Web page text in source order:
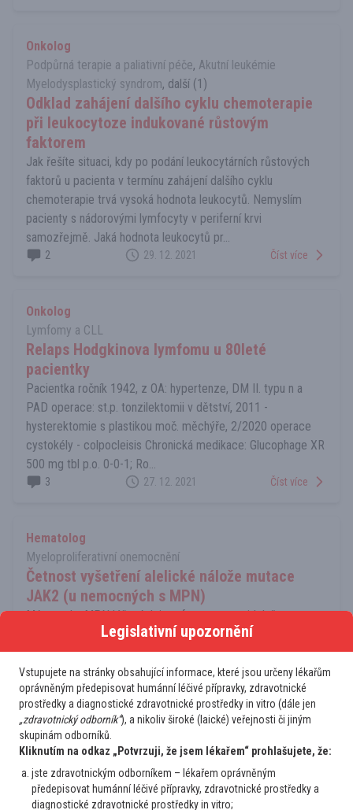
Onkolog
Podpůrná terapie a paliativní péče, Akutní leukémie
Myelodysplastický syndrom, další (1)
Odklad zahájení dalšího cyklu chemoterapie
při leukocytoze indukované růstovým
faktorem
Jak řešíte situaci, kdy po podání leukocytárních růstových
faktorů u pacienta v termínu zahájení dalšího cyklu
chemoterapie trvá vysoká hodnota leukocytů. Nemyslím
pacienty s nádorovými lymfocyty v periferní krvi
samozřejmě. Jaká hodnota leukocytů pr...
2 29. 12. 2021 Číst více
Onkolog
Lymfomy a CLL
Relaps Hodgkinova lymfomu u 80leté
pacientky
Pacientka ročník 1942, z OA: hypertenze, DM II. typu n a
PAD operace: st.p. tonzilektomii v dětství, 2011 -
hysterektomie s plastikou moč. měchýře, 2/2020 operace
cystokély - colpocleisis Chronická medikace: Glucophage XR
500 mg tbl p.o. 0-0-1; Ro...
3 27. 12. 2021 Číst více
Hematolog
Myeloproliferativní onemocnění
Četnost vyšetření alelické nálože mutace
JAK2 (u nemocných s MPN)
Má smysl u MPN léčených interferonem pravidelně
vyšetřovat alelickou nálož mutace JAK2? Jak často? Děkuji
za odpověď.
2 14. 12. 2021 Číst více
Hematolog
Akutní leukémie Myelodysplastický syndrom
Nově dg. AML u pac.61 let s těžkou
generalizovanou aterosklerosou na
antiagregaci
Legislativní upozornění
Vstupujete na stránky obsahující informace, které jsou určeny lékařům
oprávněným předepisovat humánní léčivé přípravky, zdravotnické
prostředky a diagnostické zdravotnické prostředky in vitro (dále jen
„zdravotnický odborník“), a nikoliv široké (laické) veřejnosti či jiným
skupinám odborníků.
Kliknutím na odkaz „Potvrzuji, že jsem lékařem“ prohlašujete, že:
jste zdravotnickým odborníkem – lékařem oprávněným
předepisovat humánní léčivé přípravky, zdravotnické prostředky a
diagnostické zdravotnické prostředky in vitro;